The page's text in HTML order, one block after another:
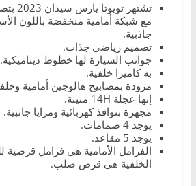
تشتهر
مع شبكة أمامية منخفضة باللون
جاذبية.
تصميم رياضي جذاب.
جوانب السيارة لها خطوط ديناميكية.
به كاميرا خلفية.
مزودة بمصابيح هالوجين أمامية
إنها عجلة 14H متينة.
مجهزة بنوافذ كهربائية ومرايا جانبية.
يوجد 4 صمامات.
يوجد 5 مقاعد.
الفرامل الأمامية هي فرامل قرصية
الخلفية هي قرص صلب.